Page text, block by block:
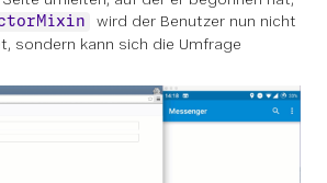
wird der Benutzer nun nicht
sondern kann sich die Umfrage